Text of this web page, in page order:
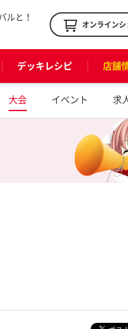
ルと！
オンライン
デッキレシピ 店舗
大会 イベント 求